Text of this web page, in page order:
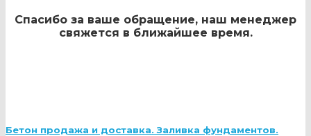
Спасибо за ваше обращение, наш менеджер
свяжется в ближайшее время.
Бетон продажа и доставка. Заливка фундаментов.